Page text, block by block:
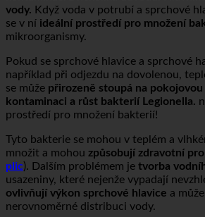
kontaminaci z několika důvodů.
vody.Když voda v potrubí a sprchové
se v níideální prostředí pro množení
Pokud se sprchové hlavice a sprchové
například při odjezdu na dovolenou,
se můžepřirozeně stoupá na pokojovou
kontaminaci a růst bakterií Legionella.
Tyto bakterie se mohou v teplém a
množit a mohouzpůsobují zdravotní
plic). Dalším problémem jetvorba
usazeniny, které nejenže vypadají
ovlivňují výkon sprchové hlavice